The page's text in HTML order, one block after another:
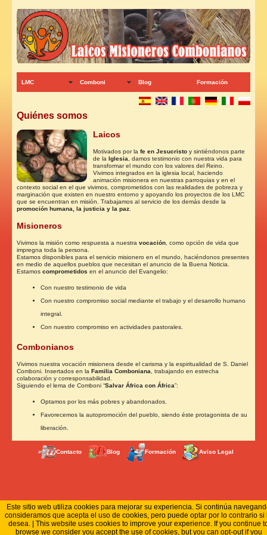
LMC Comboni Blog Formación
Quiénes somos
Laicos
Motivados por la fe en Jesucristoy sintiéndonos parte
de la Iglesia , damos testimonio con nuestra vida para
transformar el mundo con los valores del Reino.
Vivimos integrados en la iglesia local, haciendo
animación misionera en nuestras parroquias y en el
contexto social en el que vivimos, comprometidos con las realidades de pobreza y
marginación que existen en nuestro entorno y apoyando los proyectos de los LMC
que se encuentran en misión. Trabajamos al servicio de los demás desde la
promoción humana, la justicia y la paz
Misioneros
Vivimos la misión como respuesta a nuestravocación , como opción de vida que
impregna toda la persona.
Estamos disponibles para el servicio misionero en el mundo, haciéndonos presentes
en medio de aquellos pueblos que necesitan el anuncio de la Buena Noticia.
Estamoscomprometidos en el anuncio del Evangelio:
Con nuestro testimonio de vida
Con nuestro compromiso social mediante el trabajo y el desarrollo humano
integral.
Con nuestro compromiso en actividades pastorales.
Combonianos
Vivimos nuestra vocación misionera desde el carisma y la espiritualidad de S. Daniel
Comboni. Insertados en laFamilia Comboniana
, trabajando en estrecha
colaboración y corresponsabilidad.
Siguiendo el lema de Comboni “Salvar África con África”:
Optamos por los más pobres y abandonados.
Favorecemos la autopromoción del pueblo, siendo éste protagonista de su
liberación.
Contacto Blog Formación Aviso Legal
Este sitio web utiliza cookies para mejorar su experiencia. Si continúa
consideramos que acepta el uso de cookies, pero puede optar por lo contrario si
desea. | This website uses cookies to improve your experience. If you continue
browse we consider you accept the use of cookies, but you can opt-out if you